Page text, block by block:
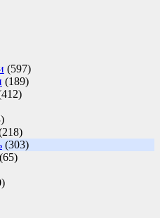
(597)
(189)
(303)
(65)